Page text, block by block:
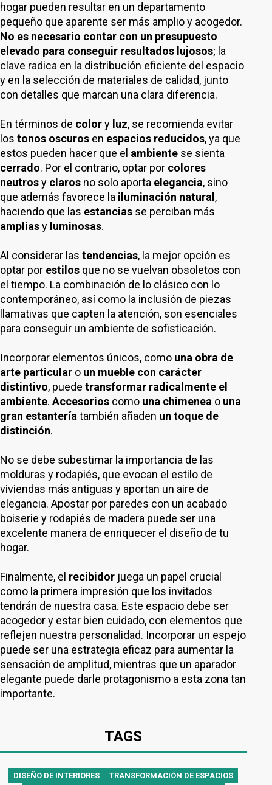
hogar pueden resultar en un departamento
pequeño que aparente ser más amplio y acogedor.
No es necesario contar con un presupuesto
elevado para conseguir resultados lujosos; la
clave radica en la distribución eficiente del espacio
y en la selección de materiales de calidad, junto
con detalles que marcan una clara diferencia.
En términos de colory luz, se recomienda evitar
los tonos oscuros en espacios reducidos, ya que
estos pueden hacer que el ambiente se sienta
cerrado. Por el contrario, optar por colores
neutrosy claros no solo aporta elegancia, sino
que además favorece la iluminación natural ,
haciendo que las estancias se perciban más
ampliasy luminosas.
Al considerar las tendencias, la mejor opción es
optar por estilos que no se vuelvan obsoletos con
el tiempo. La combinación de lo clásico con lo
contemporáneo, así como la inclusión de piezas
llamativas que capten la atención, son esenciales
para conseguir un ambiente de sofisticación.
Incorporar elementos únicos, como una obra de
arte particular o un mueble con carácter
distintivo, puede transformar radicalmente el
ambiente. Accesorios como una chimenea o una
gran estantería también añaden un toque de
distinción.
No se debe subestimar la importancia de las
molduras y rodapiés, que evocan el estilo de
viviendas más antiguas y aportan un aire de
elegancia. Apostar por paredes con un acabado
boiserie y rodapiés de madera puede ser una
excelente manera de enriquecer el diseño de tu
hogar.
Finalmente, el recibidor juega un papel crucial
como la primera impresión que los invitados
tendrán de nuestra casa. Este espacio debe ser
acogedor y estar bien cuidado, con elementos que
reflejen nuestra personalidad. Incorporar un espejo
puede ser una estrategia eficaz para aumentar la
sensación de amplitud, mientras que un aparador
elegante puede darle protagonismo a esta zona tan
importante.
TAGS
DISEÑO DE INTERIORES TRANSFORMACIÓN DE ESPACIOS